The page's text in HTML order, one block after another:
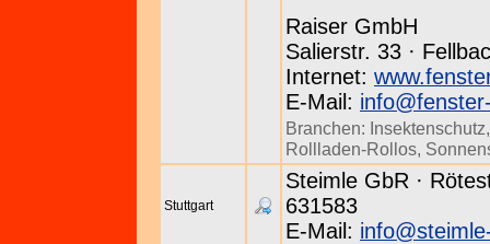
Raiser GmbH
Salierstr. 33 ·
Internet:
E-Mail:
Branchen: Insektenschutz
Rollladen-Rollos,
Stuttgart
Steimle GbR ·
631583
E-Mail: